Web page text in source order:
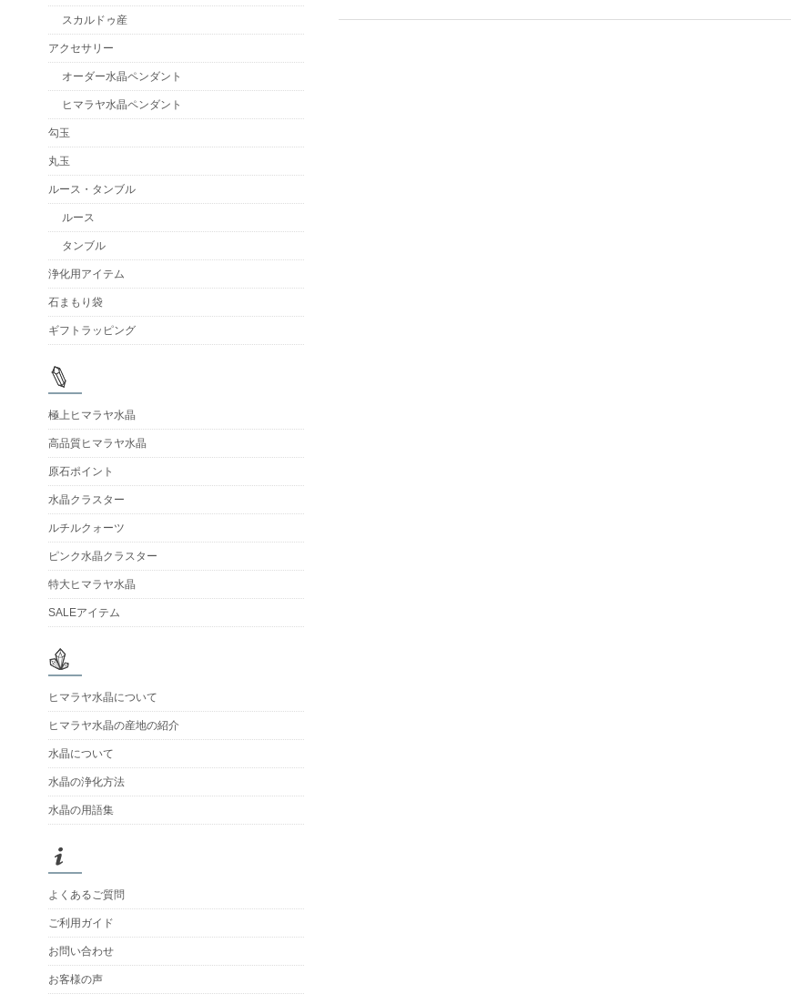
スカルドゥ産
アクセサリー
オーダー水晶ペンダント
ヒマラヤ水晶ペンダント
勾玉
丸玉
ルース・タンブル
ルース
タンブル
浄化用アイテム
石まもり袋
ギフトラッピング
極上ヒマラヤ水晶
高品質ヒマラヤ水晶
原石ポイント
水晶クラスター
ルチルクォーツ
ピンク水晶クラスター
特大ヒマラヤ水晶
SALEアイテム
ヒマラヤ水晶について
ヒマラヤ水晶の産地の紹介
水晶について
水晶の浄化方法
水晶の用語集
よくあるご質問
ご利用ガイド
お問い合わせ
お客様の声